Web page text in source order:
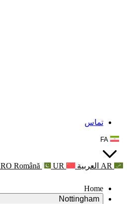
تماس
FA
AR العربية RO Română UR
Home
Nottingham